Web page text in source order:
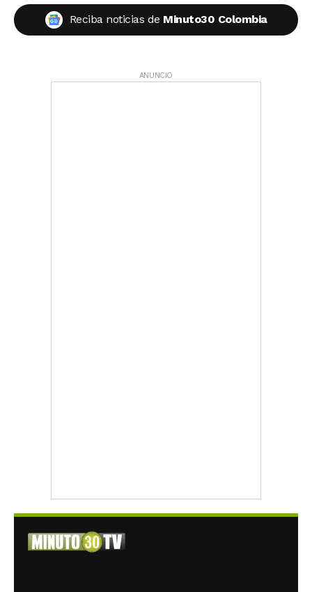
Reciba noticias de Minuto30 Colombia
ANUNCIO